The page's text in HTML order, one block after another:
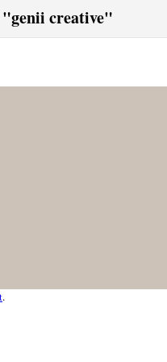
creative"
.